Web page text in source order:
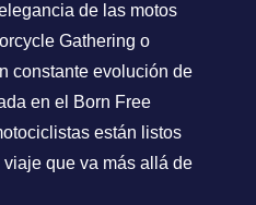
de las motos
Gathering o
constante evolución de
en el Born Free
están listos
que va más allá de